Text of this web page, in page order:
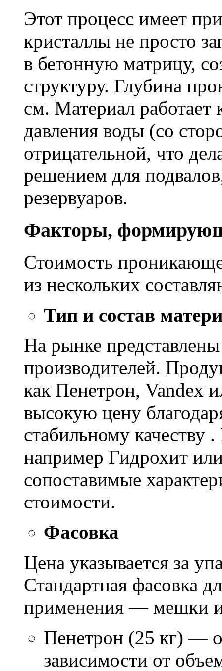
Этот процесс имеет
кристаллы не просто
в бетонную матрицу,
структуру. Глубина
см. Материал работает
давления воды (со
отрицательной, что
решением для
резервуаров.
Факторы,
Стоимость
из нескольких
Тип и состав
На рынке
производителей.
как Пенетрон, Vandex
высокую цену
стабильному качеству
например Гидрохит
сопоставимые
стоимости.
Фасовка
Цена указывается за
Стандартная фасовка
применения — мешки
Пенетрон (25 кг) —
зависимости от